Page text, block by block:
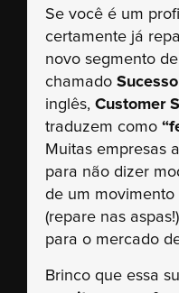
Se você é um
certamente já
novo segmento
chamado
inglês, Customer
traduzem como
Muitas empresas
para não dizer
de um movimento
(repare nas
para o mercado
Brinco que essa